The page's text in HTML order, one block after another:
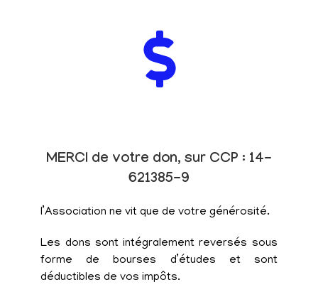
MERCI de votre don, sur CCP : 14-
621385-9
l’Association ne vit que de votre générosité.
Les dons sont intégralement reversés sous
forme de bourses d’études et sont
déductibles de vos impôts.